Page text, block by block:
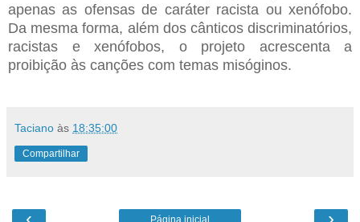
apenas as ofensas de caráter racista ou xenófobo.
Da mesma forma, além dos cânticos discriminatórios,
racistas e xenófobos, o projeto acrescenta a
proibição às canções com temas misóginos.
Taciano às 18:35:00
Compartilhar
Página inicial